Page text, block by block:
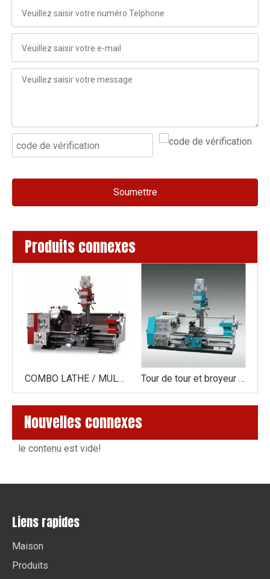
Soumettre
Produits connexes
COMBO LATHE / MULL MACHE MP330G Plus Tour de tour et broyeur MP330c-1
Nouvelles connexes
le contenu est vide!
Liens rapides
Maison
Produits